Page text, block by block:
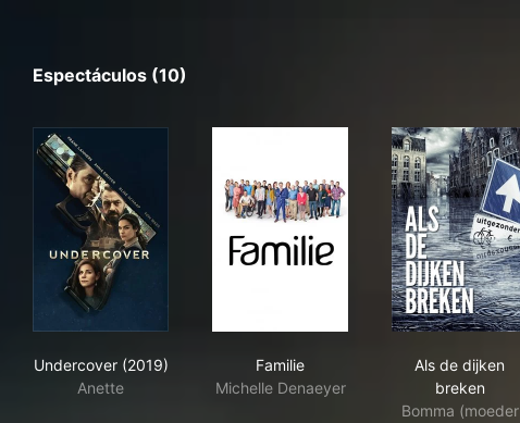
Espectáculos (10)
Undercover (2019)
Anette
Familie
Michelle Denaeyer
Als de dijken
breken
Bomma (moeder